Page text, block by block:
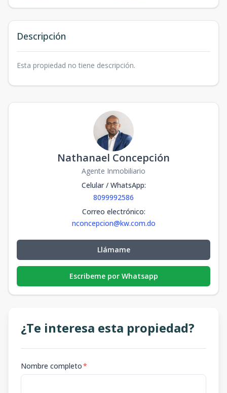
Descripción
Esta propiedad no tiene descripción.
Nathanael Concepción
Agente Inmobiliario
Celular / WhatsApp:
8099992586
Correo electrónico:
nconcepcion@kw.com.do
Llámame
Escribeme por Whatsapp
¿Te interesa esta propiedad?
Nombre completo*